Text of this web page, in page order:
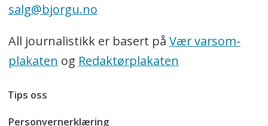
salg@bjorgu.no
All journalistikk er basert på Vær varsom-
plakaten og Redaktørplakaten
Tips oss
Personvernerklæring